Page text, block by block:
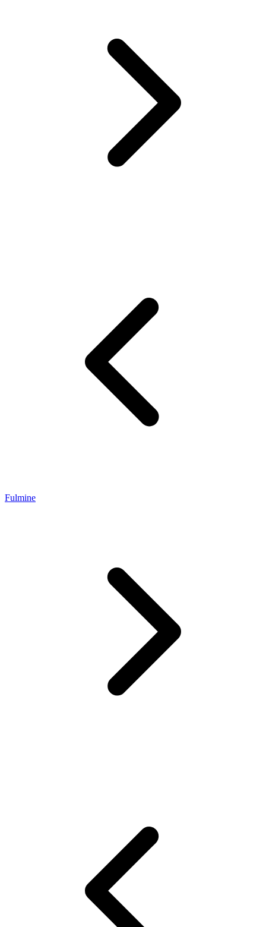
Fulmine